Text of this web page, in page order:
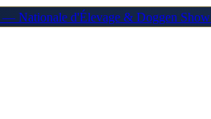
— Nationale d'Élevage & Doggen Show